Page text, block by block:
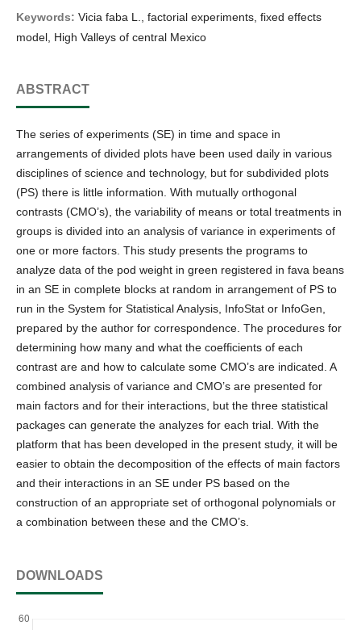
Keywords: Vicia faba L., factorial experiments, fixed effects
model, High Valleys of central Mexico
ABSTRACT
The series of experiments (SE) in time and space in
arrangements of divided plots have been used daily in various
disciplines of science and technology, but for subdivided plots
(PS) there is little information. With mutually orthogonal
contrasts (CMO’s), the variability of means or total treatments in
groups is divided into an analysis of variance in experiments of
one or more factors. This study presents the programs to
analyze data of the pod weight in green registered in fava beans
in an SE in complete blocks at random in arrangement of PS to
run in the System for Statistical Analysis, InfoStat or InfoGen,
prepared by the author for correspondence. The procedures for
determining how many and what the coefficients of each
contrast are and how to calculate some CMO’s are indicated. A
combined analysis of variance and CMO’s are presented for
main factors and for their interactions, but the three statistical
packages can generate the analyzes for each trial. With the
platform that has been developed in the present study, it will be
easier to obtain the decomposition of the effects of main factors
and their interactions in an SE under PS based on the
construction of an appropriate set of orthogonal polynomials or
a combination between these and the CMO’s.
DOWNLOADS